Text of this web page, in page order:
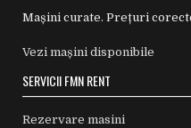
Mașini curate. Prețuri
Vezi mașini disponibile
SERVICII FMN RENT
Rezervare masini